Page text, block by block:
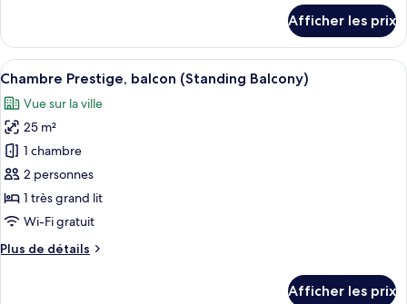
Duplex
familial
Afficher les prix
Afficher
toutes
les
photos
pour
ce
type
de
chambre :
Chambre
Une chambre d’hôtel moderne
7
Chambre Prestige, balcon (Standing Balcony)
Vue sur la ville
25 m²
1 chambre
2 personnes
1 très grand lit
Wi-Fi gratuit
Plus de détails
Plus
Afficher les prix